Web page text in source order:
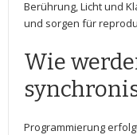
Berührung, Licht und
und sorgen​ für
Wie
Programmierung